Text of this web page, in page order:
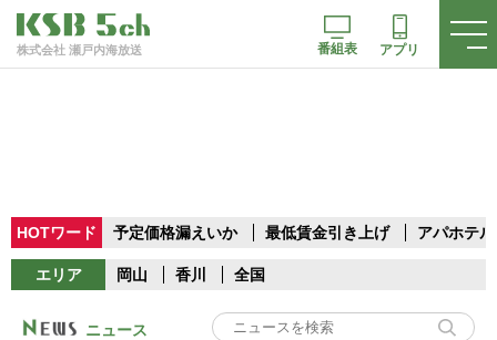
株式会社 瀬戸内海放送 番組表 アプリ
HOTワード 予定価格漏えいか 最低賃金引き上げ アパホテル
エリア 岡山 香川 全国
ニュース